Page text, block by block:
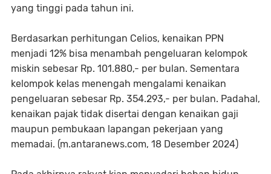
yang tinggi pada tahun ini.
Berdasarkan perhitungan Celios, kenaikan PPN
menjadi 12% bisa menambah pengeluaran kelompok
miskin sebesar Rp. 101.880,- per bulan. Sementara
kelompok kelas menengah mengalami kenaikan
pengeluaran sebesar Rp. 354.293,- per bulan. Padahal,
kenaikan pajak tidak disertai dengan kenaikan gaji
maupun pembukaan lapangan pekerjaan yang
memadai. (m.antaranews.com, 18 Desember 2024)